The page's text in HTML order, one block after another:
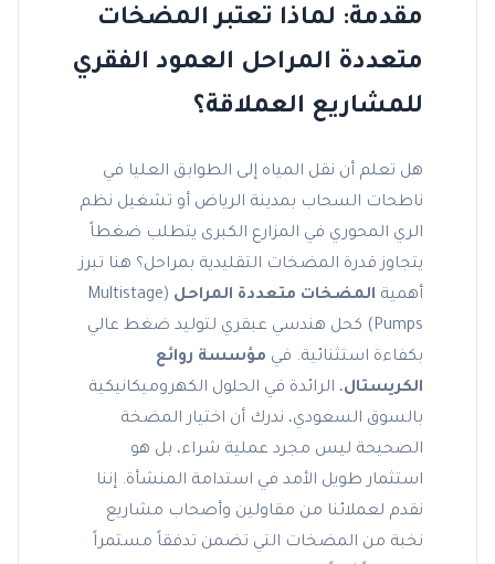
مقدمة: لماذا تعتبر المضخات
متعددة المراحل العمود الفقري
للمشاريع العملاقة؟
هل تعلم أن نقل المياه إلى الطوابق العليا في
ناطحات السحاب بمدينة الرياض أو تشغيل نظم
الري المحوري في المزارع الكبرى يتطلب ضغطاً
يتجاوز قدرة المضخات التقليدية بمراحل؟ هنا تبرز
أهمية المضخات متعددة المراحل
(Multistage
Pumps) كحل هندسي عبقري لتوليد ضغط عالي
بكفاءة استثنائية. في مؤسسة روائع
الكريستال، الرائدة في الحلول الكهروميكانيكية
بالسوق السعودي، ندرك أن اختيار المضخة
الصحيحة ليس مجرد عملية شراء، بل هو
استثمار طويل الأمد في استدامة المنشأة. إننا
نقدم لعملائنا من مقاولين وأصحاب مشاريع
نخبة من المضخات التي تضمن تدفقاً مستمراً